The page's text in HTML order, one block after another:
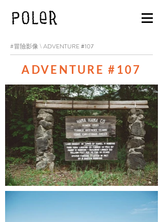
ADVENTURE #107
#冒險影像 \
ADVENTURE #107